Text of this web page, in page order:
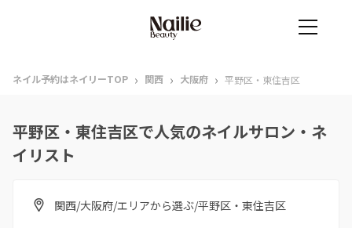
ネイル予約はネイリーTOP › 関西 › 大阪府 › 平野区・東住吉区
平野区・東住吉区で人気のネイルサロン・ネ
イリスト
関西/大阪府/エリアから選ぶ/平野区・東住吉区